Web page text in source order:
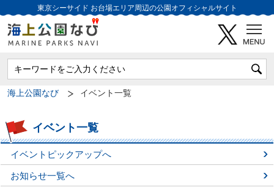
東京シーサイド お台場エリア周辺の公園オフィシャルサイト
海上公園なび イベント一覧
イベント一覧
イベントピックアップへ
お知らせ一覧へ